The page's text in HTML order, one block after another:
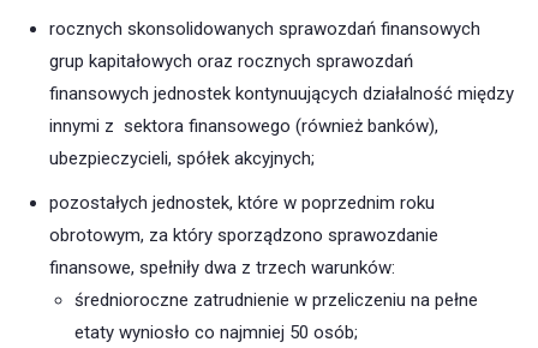
rocznych skonsolidowanych sprawozdań finansowych
grup kapitałowych oraz rocznych sprawozdań
finansowych jednostek kontynuujących działalność między
innymi z sektora finansowego (również banków),
ubezpieczycieli, spółek akcyjnych;
pozostałych jednostek, które w poprzednim roku
obrotowym, za który sporządzono sprawozdanie
finansowe, spełniły dwa z trzech warunków:
średnioroczne zatrudnienie w przeliczeniu na pełne
etaty wyniosło co najmniej 50 osób;